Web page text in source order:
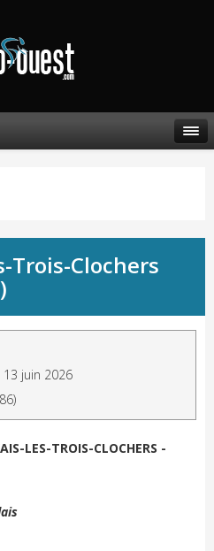
Trois-Clochers
juin 2026
LES-TROIS-CLOCHERS -